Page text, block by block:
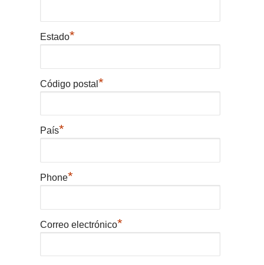
Estado*
Código postal *
País*
Phone*
Correo electrónico*